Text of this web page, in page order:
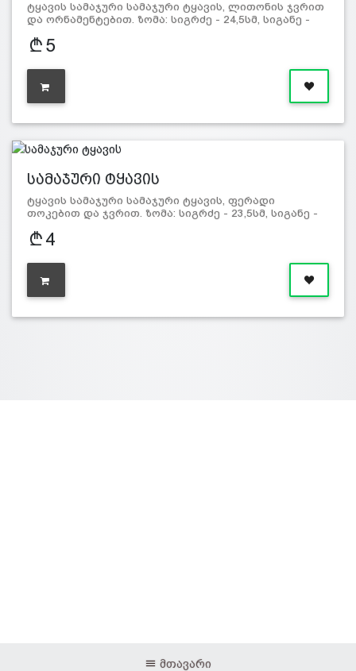
ტყავის სამაჯური სამაჯური ტყავის, ლითონის ჯვრით
და ორნამენტებით. ზომა: სიგრძე - 24,5სმ, სიგანე -
5
სამაჯური ტყავის
ტყავის სამაჯური სამაჯური ტყავის, ფერადი
თოკებით და ჯვრით. ზომა: სიგრძე - 23,5სმ, სიგანე -
4
მთავარი